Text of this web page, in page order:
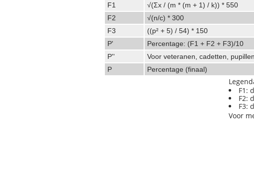
F1
√(Σx / (m * (m + 1) / k)) * 550
F2
√(n/c) * 300
F3
((p² + 5) / 54) * 150
P'
Percentage: (F1 + F2 + F3)/10
P''
Voor veteranen, cadetten,
P
Percentage (finaal)
F1:
F2:
F3:
Voor